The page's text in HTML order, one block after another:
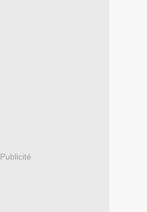
Publicité